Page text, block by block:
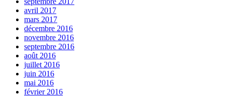
avril 2017
mars 2017
décembre 2016
novembre 2016
septembre 2016
août 2016
juillet 2016
juin 2016
mai 2016
février 2016